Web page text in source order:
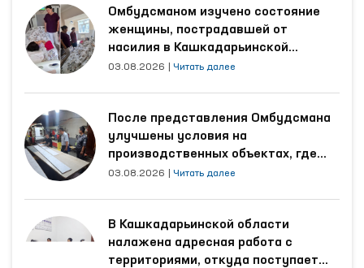
Омбудсманом изучено состояние
женщины, пострадавшей от
насилия в Кашкадарьинской
области
03.08.2026 Читать далее
После представления Омбудсмана
улучшены условия на
производственных объектах, где
трудятся осуждённые
03.08.2026 Читать далее
В Кашкадарьинской области
налажена адресная работа с
территориями, откуда поступает